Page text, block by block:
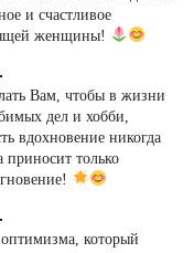
и счастливое
женщины!
Вам, чтобы в жизни
дел и хобби,
вдохновение никогда
приносит только
который